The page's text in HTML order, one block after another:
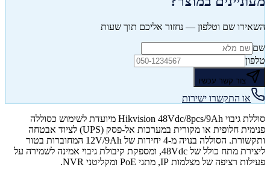
השאירו שם וטלפון — נחזור אליכם תוך שעות
שם
טלפון
צור קשר עכשיו
או התקשרו ישירות
סוללת גיבוי Hikvision 48Vdc/8pcs/9Ah מיועדת לשימוש כסוללה
פנימית חלופית או מקורית במערכות אל-פסק (UPS) לציוד אבטחה
ותקשורת. הסוללה בנויה מ-4 יחידות של 12V/9Ah המחוברות בטור
ליצירת מתח כולל של 48Vdc, ומספקת קיבולת גיבוי אמינה לשמירה על
פעילות רציפה של מצלמות IP, מתגי PoE ומקליטני NVR.